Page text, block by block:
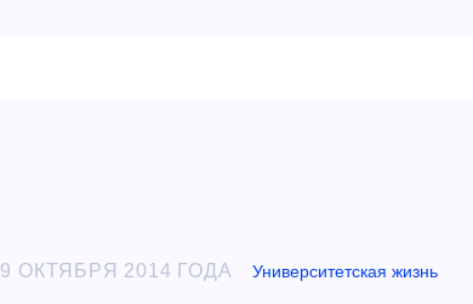
ОКТЯБРЯ 2014 ГОДА Университетская жизнь